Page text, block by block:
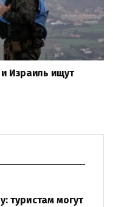
Израиль ищут
туристам могут